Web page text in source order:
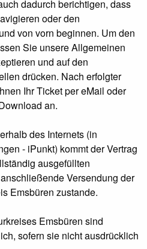
dadurch berichtigen, dass
oder den
von vorn beginnen. Um den
Sie unsere Allgemeinen
und auf den
drücken. Nach erfolgter
Ihr Ticket per eMail oder
an.
des Internets (in
- iPunkt) kommt der Vertrag
ausgefüllten
Versendung der
Emsbüren zustande.
Emsbüren sind
sofern sie nicht ausdrücklich